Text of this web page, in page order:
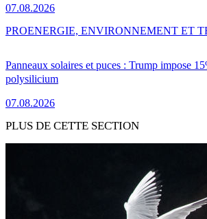
07.08.2026
Panneaux solaires et puces : Trump impose
polysilicium
07.08.2026
PROENERGIE, ENVIRONNEMENT ET
PLUS DE CETTE SECTION